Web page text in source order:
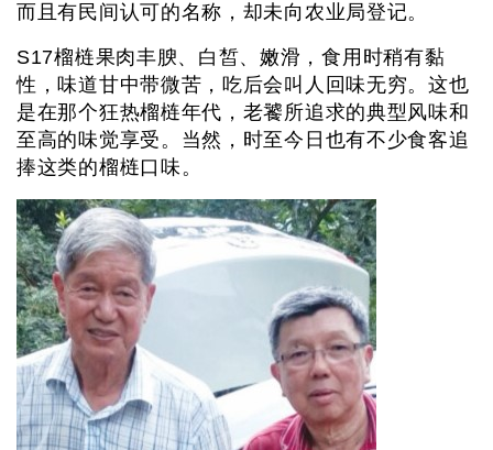
而且有民间认可的名称，却未向农业局登记。
S17榴梿果肉丰腴、白皙、嫩滑，食用时稍有黏
性，味道甘中带微苦，吃后会叫人回味无穷。这也
是在那个狂热榴梿年代，老饕所追求的典型风味和
至高的味觉享受。当然，时至今日也有不少食客追
捧这类的榴梿口味。